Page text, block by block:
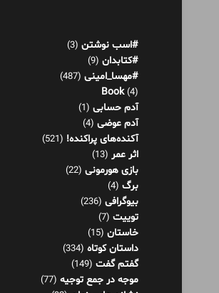
#اسب نوشتن (3)
#کتابدان (9)
#مهسا_امینی (487)
Book(4)
آدم حسابی (1)
آدم عوضی (4)
آکنده‌های پراکنده! (521)
اثر عمر (13)
بازی هورمونی (22)
برگ (4)
بیوگرافی (236)
توییت (7)
خاستان (15)
داستان کوتاه (334)
گفتم گفت (149)
موجه در جمع توجیه (77)